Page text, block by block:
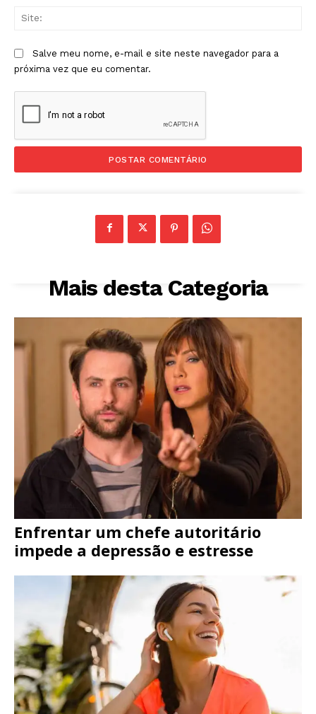
Salve meu nome, e-mail e site neste navegador para a
próxima vez que eu comentar.
Mais desta Categoria
Enfrentar um chefe autoritário
impede a depressão e estresse